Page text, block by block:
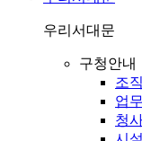
우리서대문
구청안내
조
업
청